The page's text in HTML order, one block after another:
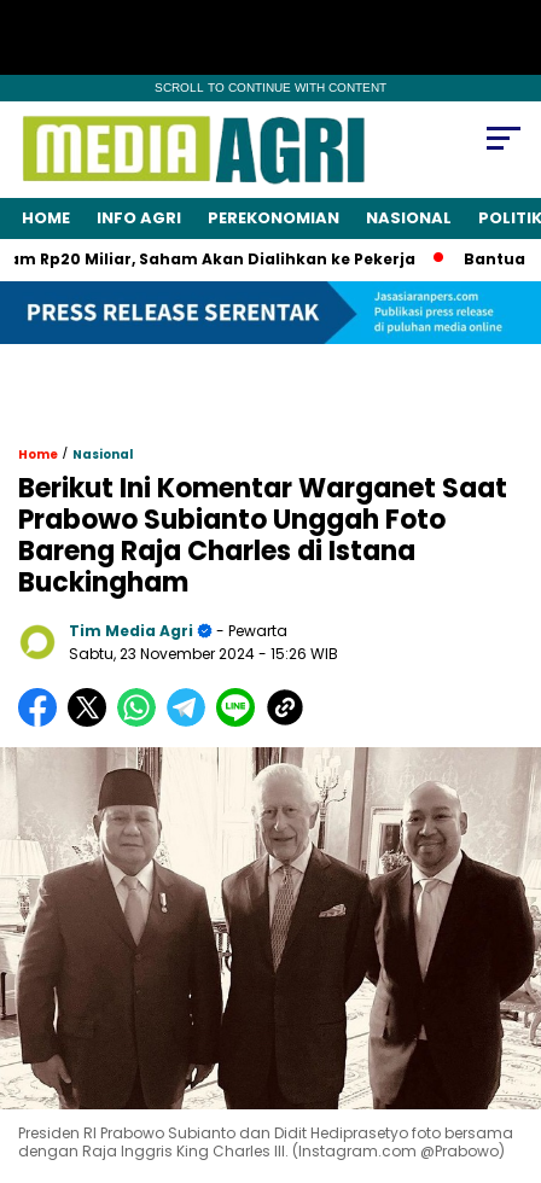
SCROLL TO CONTINUE WITH CONTENT
HOME INFO AGRI PEREKONOMIAN NASIONAL POLITIK
Miliar, Saham Akan Dialihkan ke Pekerja Bantuannya
Home / Nasional
Berikut Ini Komentar Warganet Saat
Prabowo Subianto Unggah Foto
Bareng Raja Charles di Istana
Buckingham
Tim Media Agri
- Pewarta
Sabtu, 23 November 2024- 15:26 WIB
Presiden RI Prabowo Subianto dan Didit Hediprasetyo foto bersama
dengan Raja Inggris King Charles III. (Instagram.com @Prabowo)